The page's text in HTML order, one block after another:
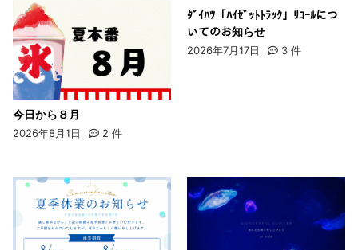
今日から８月
2026年8月1日 2 件
ﾀﾞｲﾊﾂ「ﾊｲｾﾞｯﾄﾄﾗｯｸ」ﾘｺｰﾙにつ
いてのお知らせ
2026年7月17日 3 件